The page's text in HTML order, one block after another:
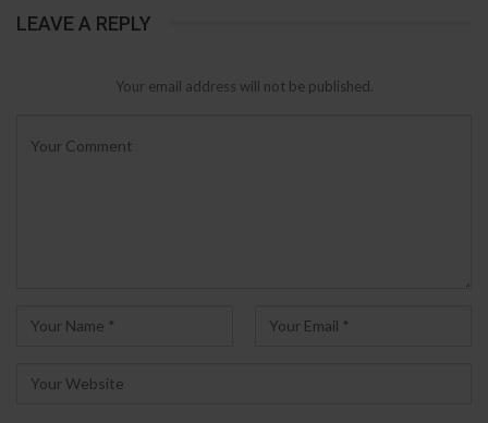
LEAVE A REPLY
Your email address will not be published.